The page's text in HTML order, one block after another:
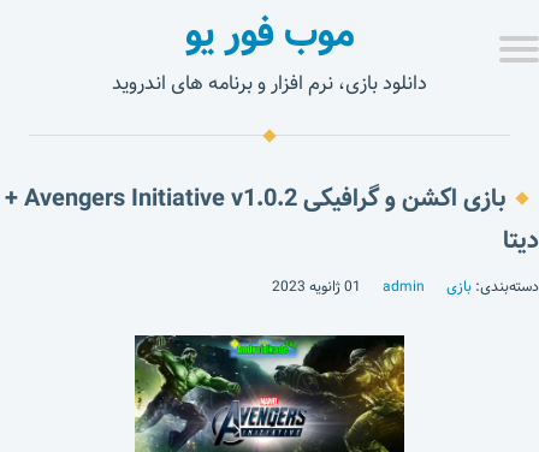
موب فور یو
دانلود بازی، نرم افزار و برنامه های اندروید
بازی اکشن و گرافیکی Avengers Initiative v1.0.2 +
دیتا
دسته‌بندی: بازی admin 01 ژانویه 2023